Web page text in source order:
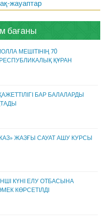
жауаптар
бағаны
МЕШІТІНІҢ 70
ҚҰРАН
БАР БАЛАЛАРДЫ
ЖАЗҒЫ САУАТ АШУ КУРСЫ
КҮНІ ЕЛУ ОТБАСЫНА
КӨРСЕТІЛДІ